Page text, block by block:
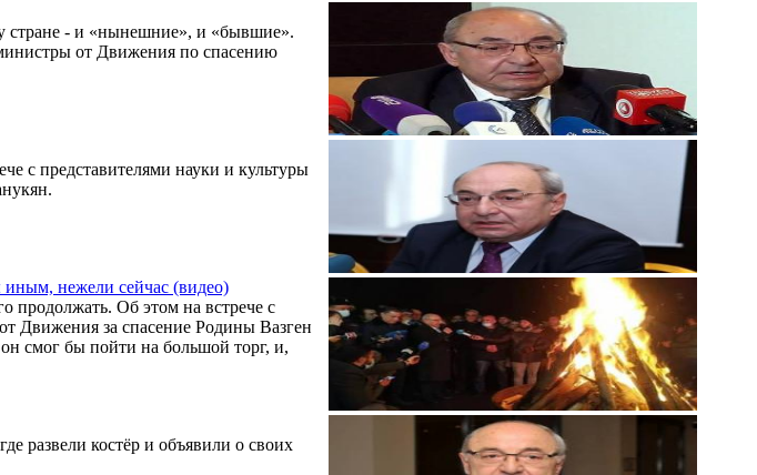
стране - и «нынешние», и «бывшие».
от Движения по спасению
с представителями науки и культуры
нежели сейчас (видео)
продолжать. Об этом на встрече с
Движения за спасение Родины Вазген
смог бы пойти на большой торг, и,
развели костёр и объявили о своих